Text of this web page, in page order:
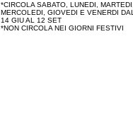
*CIRCOLA SABATO, LUNEDI, MARTEDI,
MERCOLEDI, GIOVEDI E VENERDI DAL
14 GIU AL 12 SET
*NON CIRCOLA NEI GIORNI FESTIVI